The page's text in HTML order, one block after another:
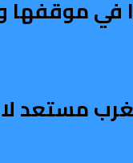
في
مستعد